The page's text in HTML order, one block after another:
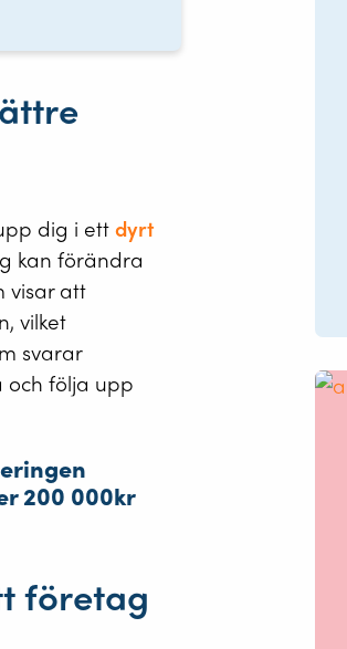
dig i ettdyrt
kan förändra
visar att
vilket
svarar
och följa upp
200 000kr
företag